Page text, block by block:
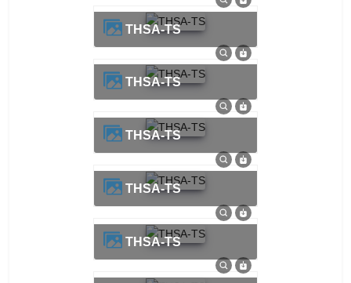
THSA-TS
THSA-TS
THSA-TS
THSA-TS
THSA-TS